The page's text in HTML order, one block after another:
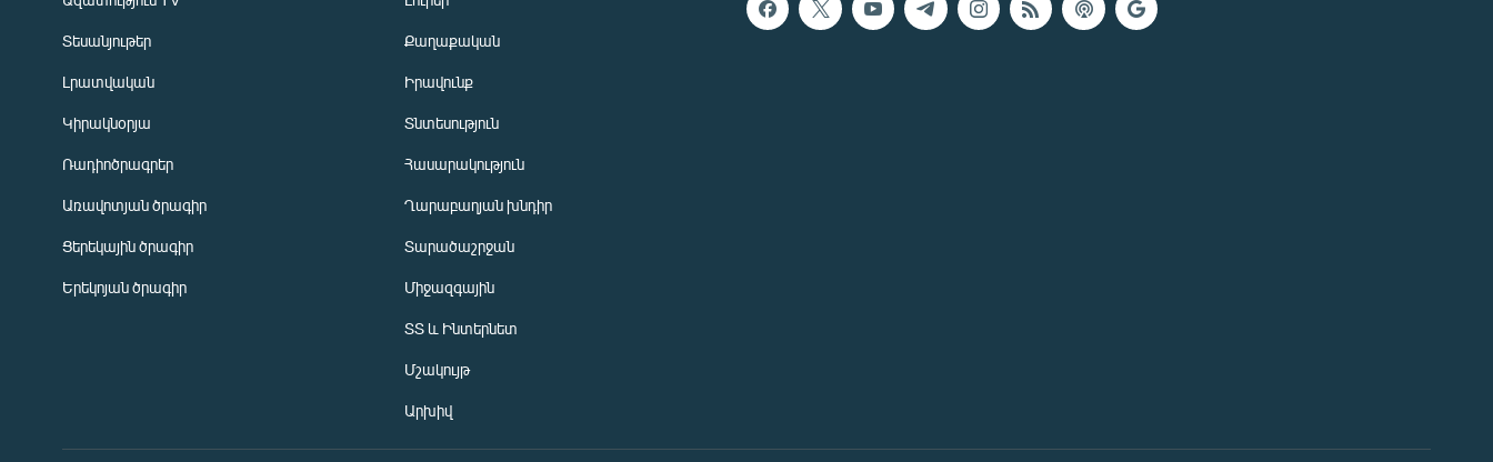
Տեսանյութեր
Լրատվական
Կիրակնօրյա
Ռադիոծրագրեր
Առավոտյան ծրագիր
Ցերեկային ծրագիր
Երեկոյան ծրագիր
Քաղաքական
Իրավունք
Տնտեսություն
Հասարակություն
Ղարաբաղյան խնդիր
Տարածաշրջան
Միջազգային
ՏՏ և Ինտերնետ
Մշակույթ
Արխիվ